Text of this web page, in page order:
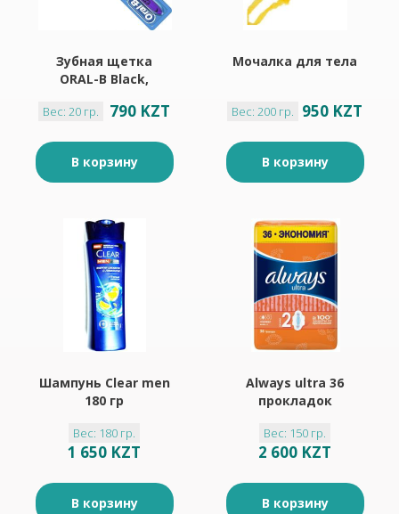
Зубная щетка
ORAL-B Black,
Вес: 20 гр. 790 KZT
В корзину
Мочалка для тела
Вес: 200 гр. 950 KZT
В корзину
Шампунь Clear men
180 гр
Вес: 180 гр.
1 650 KZT
В корзину
Always ultra 36
прокладок
Вес: 150 гр.
2 600 KZT
В корзину